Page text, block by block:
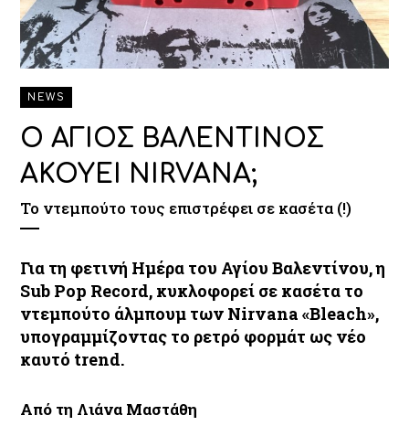
NEWS
Ο ΑΓΙΟΣ ΒΑΛΕΝΤΙΝΟΣ
ΑΚΟΥΕΙ NIRVANA;
To ντεμπούτο τους επιστρέφει σε κασέτα (!)
Για τη φετινή Ημέρα του Αγίου Βαλεντίνου, η
Sub Pop Record, κυκλοφορεί σε κασέτα το
ντεμπούτο άλμπουμ των Nirvana «Βleach»,
υπογραμμίζοντας το ρετρό φορμάτ ως νέο
καυτό trend.
Από τη Λιάνα Μαστάθη